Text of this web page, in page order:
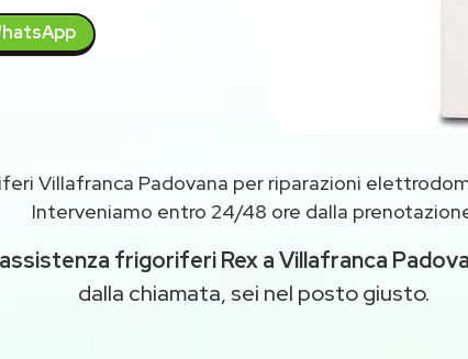
Villafranca Padovana per riparazioni
Interveniamo entro 24/48 ore dalla
assistenza frigoriferi Rex a Villafranca
dalla chiamata, sei nel posto giusto.